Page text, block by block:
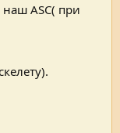
ASC( при